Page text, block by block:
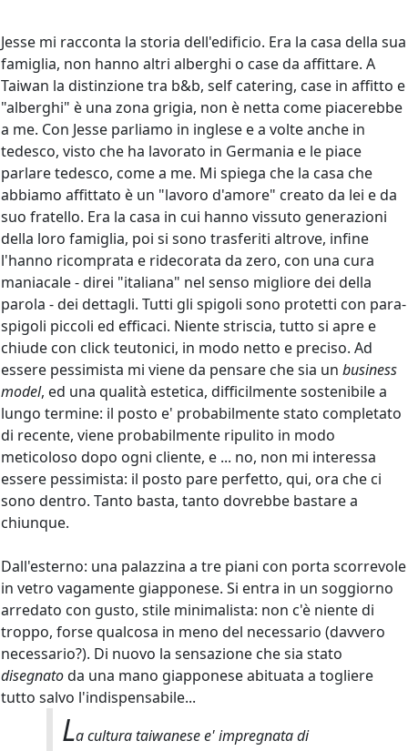
Jesse mi racconta la storia dell'edificio. Era la casa della sua
famiglia, non hanno altri alberghi o case da affittare. A
Taiwan la distinzione tra b&b, self catering, case in affitto e
"alberghi" è una zona grigia, non è netta come piacerebbe
a me. Con Jesse parliamo in inglese e a volte anche in
tedesco, visto che ha lavorato in Germania e le piace
parlare tedesco, come a me. Mi spiega che la casa che
abbiamo affittato è un "lavoro d'amore" creato da lei e da
suo fratello. Era la casa in cui hanno vissuto generazioni
della loro famiglia, poi si sono trasferiti altrove, infine
l'hanno ricomprata e ridecorata da zero, con una cura
maniacale - direi "italiana" nel senso migliore dei della
parola - dei dettagli. Tutti gli spigoli sono protetti con para-
spigoli piccoli ed efficaci. Niente striscia, tutto si apre e
chiude con click teutonici, in modo netto e preciso. Ad
essere pessimista mi viene da pensare che sia un business
model, ed una qualità estetica, difficilmente sostenibile a
lungo termine: il posto e' probabilmente stato completato
di recente, viene probabilmente ripulito in modo
meticoloso dopo ogni cliente, e ... no, non mi interessa
essere pessimista: il posto pare perfetto, qui, ora che ci
sono dentro. Tanto basta, tanto dovrebbe bastare a
chiunque.
Dall'esterno: una palazzina a tre piani con porta scorrevole
in vetro vagamente giapponese. Si entra in un soggiorno
arredato con gusto, stile minimalista: non c'è niente di
troppo, forse qualcosa in meno del necessario (davvero
necessario?). Di nuovo la sensazione che sia stato
disegnatoda una mano giapponese abituata a togliere
tutto salvo l'indispensabile...
La cultura taiwanese e' impregnata di